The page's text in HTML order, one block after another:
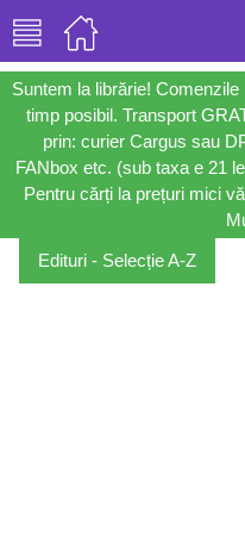
Suntem la librărie!
timp posibil. Transport
prin: curier Cargus sau
FANbox etc. (sub taxa e 21
Pentru cărți la prețuri mici
Edituri - Selecție A-Z